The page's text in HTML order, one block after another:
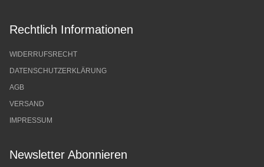
Rechtlich Informationen
WIDERRUFSRECHT
DATENSCHUTZERKLÄRUNG
AGB
VERSAND
IMPRESSUM
Newsletter Abonnieren